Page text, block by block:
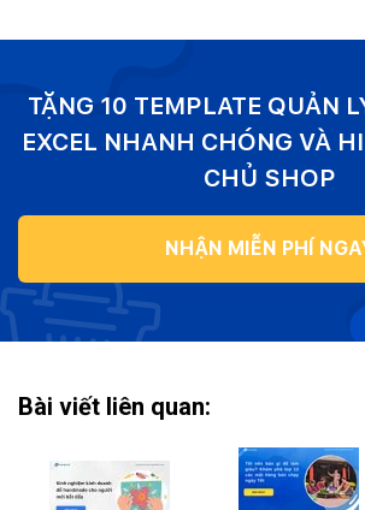
TẶNG 10 TEMPLATE QUẢN
EXCEL NHANH CHÓNG VÀ
CHỦ SHOP
NHẬN MIỄN PHÍ
Bài viết liên quan: